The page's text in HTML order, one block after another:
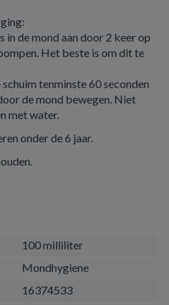
de mond aan door 2 keer op
Het beste is om dit te
tenminste 60 seconden
de mond bewegen. Niet
met water.
onder de 6 jaar.
100 milliliter
Mondhygiene
16374533